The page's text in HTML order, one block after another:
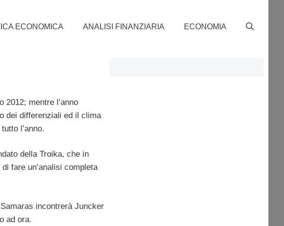
ECONOMICA ANALISI FINANZIARIA ECONOMIA
2012; mentre l’anno
dei differenziali ed il clima
l’anno.
della Troika, che in
fare un’analisi completa
incontrerà Juncker
ad ora.